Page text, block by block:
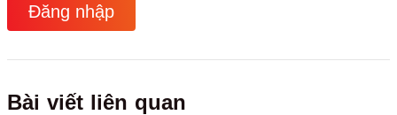
Đăng nhập
Bài viết liên quan